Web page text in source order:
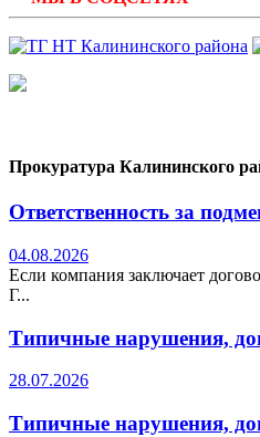
Прокуратура Калининского
Ответственность за
04.08.2026
Если компания заключает
Г...
Типичные нарушения,
28.07.2026
Типичные нарушения,